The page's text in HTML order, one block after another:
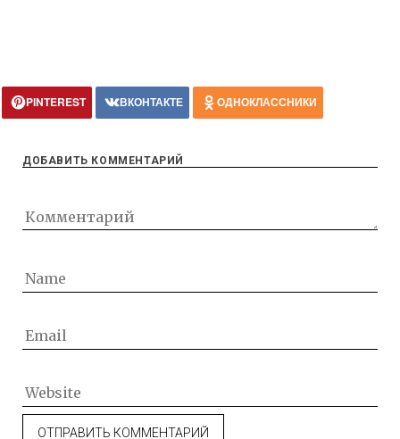
PINTEREST ВКОНТАКТЕ ОДНОКЛАССНИКИ
ДОБАВИТЬ КОММЕНТАРИЙ